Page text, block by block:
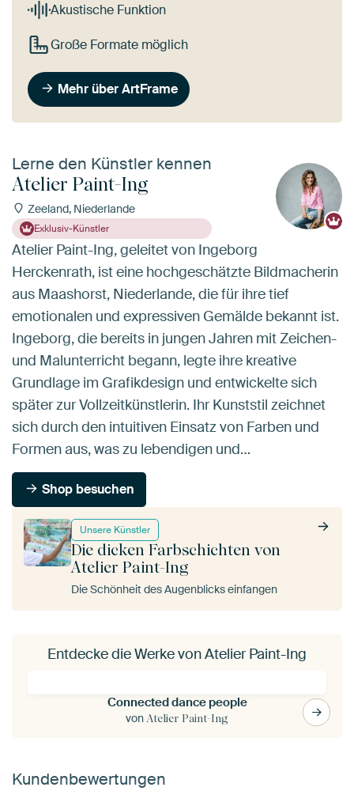
Akustische Funktion
Große Formate möglich
Mehr über ArtFrame
Lerne den Künstler kennen
Atelier Paint-Ing
Zeeland, Niederlande
Exklusiv-Künstler
Unsere Künstler
Die dicken Farbschichten von
Atelier Paint-Ing
Die Schönheit des Augenblicks einfangen
Atelier Paint-Ing, geleitet von Ingeborg
Herckenrath, ist eine hochgeschätzte Bildmacherin
aus Maashorst, Niederlande, die für ihre tief
emotionalen und expressiven Gemälde bekannt ist.
Ingeborg, die bereits in jungen Jahren mit Zeichen-
und Malunterricht begann, legte ihre kreative
Grundlage im Grafikdesign und entwickelte sich
später zur Vollzeitkünstlerin. Ihr Kunststil zeichnet
sich durch den intuitiven Einsatz von Farben und
Formen aus, was zu lebendigen und…
Shop besuchen
Entdecke die Werke von Atelier Paint-Ing
Connected dance people
von Atelier Paint-Ing
Kundenbewertungen